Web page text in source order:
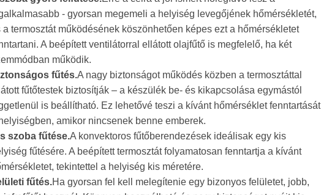
- gyorsan megemeli a helyiség levegőjének hőmérsékletét,
a termosztát működésének köszönhetően képes ezt a hőmérsékletet
A beépített ventilátorral ellátott olajfűtő is megfelelő, ha két
működik.
fűtés.A nagy biztonságot működés közben a termosztáttal
fűtőtestek biztosítják – a készülék be- és kikapcsolása egymástól
is beállítható. Ez lehetővé teszi a kívánt hőmérséklet fenntartását
amikor nincsenek benne emberek.
szoba fűtése.A konvektoros fűtőberendezések ideálisak egy kis
fűtésére. A beépített termosztát folyamatosan fenntartja a kívánt
tekintettel a helyiség kis méretére.
fűtés.Ha gyorsan fel kell melegítenie egy bizonyos felületet, jobb,